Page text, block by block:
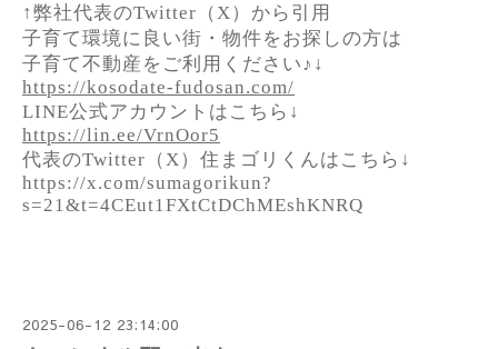
↑弊社代表のTwitter（X）から引用
子育て環境に良い街・物件をお探しの方は
子育て不動産をご利用ください♪↓
https://kosodate-fudosan.com/
LINE公式アカウントはこちら↓
https://lin.ee/VrnOor5
代表のTwitter（X）住まゴリくんはこちら↓
https://x.com/sumagorikun?
s=21&t=4CEut1FXtCtDChMEshKNRQ
2025-06-12 23:14:00